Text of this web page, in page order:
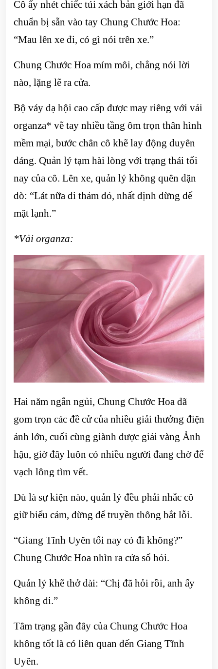
Cô ấy nhét chiếc túi xách bản giới hạn đã
chuẩn bị sẵn vào tay Chung Chước Hoa:
“Mau lên xe đi, có gì nói trên xe.”
Chung Chước Hoa mím môi, chẳng nói lời
nào, lặng lẽ ra cửa.
Bộ váy dạ hội cao cấp được may riêng với vải
organza* vẽ tay nhiều tầng ôm trọn thân hình
mềm mại, bước chân cô khẽ lay động duyên
dáng. Quản lý tạm hài lòng với trạng thái tối
nay của cô. Lên xe, quản lý không quên dặn
dò: “Lát nữa đi thảm đỏ, nhất định đừng để
mặt lạnh.”
*Vải organza:
Hai năm ngắn ngủi, Chung Chước Hoa đã
gom trọn các đề cử của nhiều giải thưởng điện
ảnh lớn, cuối cùng giành được giải vàng Ảnh
hậu, giờ đây luôn có nhiều người đang chờ để
vạch lông tìm vết.
Dù là sự kiện nào, quản lý đều phải nhắc cô
giữ biểu cảm, đừng để truyền thông bắt lỗi.
“Giang Tĩnh Uyên tối nay có đi không?”
Chung Chước Hoa nhìn ra cửa sổ hỏi.
Quản lý khẽ thở dài: “Chị đã hỏi rồi, anh ấy
không đi.”
Tâm trạng gần đây của Chung Chước Hoa
không tốt là có liên quan đến Giang Tĩnh
Uyên.